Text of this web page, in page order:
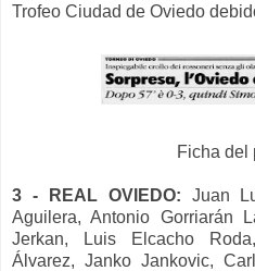
Trofeo Ciudad de Oviedo
Ficha del
3 - REAL OVIEDO: Juan
Aguilera, Antonio Gorriarán
Jerkan, Luis Elcacho
Álvarez, Janko Jankovic,